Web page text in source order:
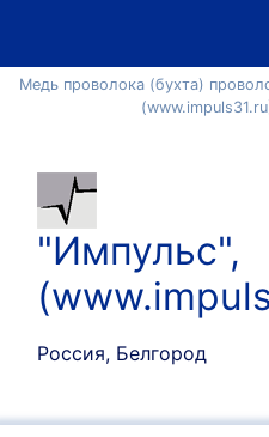
Медь проволока (бухта)
"Импульс",
Россия, Белгород